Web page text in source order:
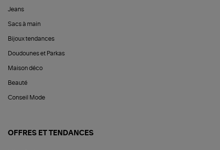
Jeans
Sacs à main
Bijoux tendances
Doudounes et Parkas
Maison déco
Beauté
Conseil Mode
OFFRES ET TENDANCES